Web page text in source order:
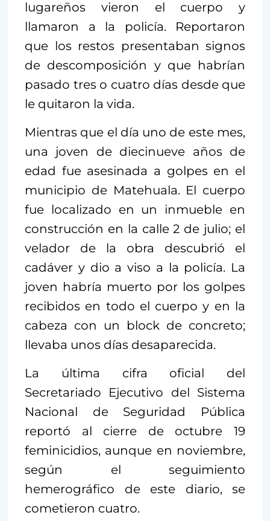
lugareños vieron el cuerpo y
llamaron a la policía. Reportaron
que los restos presentaban signos
de descomposición y que habrían
pasado tres o cuatro días desde que
le quitaron la vida.
Mientras que el día uno de este mes,
una joven de diecinueve años de
edad fue asesinada a golpes en el
municipio de Matehuala. El cuerpo
fue localizado en un inmueble en
construcción en la calle 2 de julio; el
velador de la obra descubrió el
cadáver y dio a viso a la policía. La
joven habría muerto por los golpes
recibidos en todo el cuerpo y en la
cabeza con un block de concreto;
llevaba unos días desaparecida.
La última cifra oficial del
Secretariado Ejecutivo del Sistema
Nacional de Seguridad Pública
reportó al cierre de octubre 19
feminicidios, aunque en noviembre,
según el seguimiento
hemerográfico de este diario, se
cometieron cuatro.